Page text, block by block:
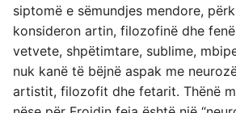
siptomë e sëmundjes mendore,
konsideron artin, filozofinë dhe
vetvete, shpëtimtare, sublime,
nuk kanë të bëjnë aspak me
artistit, filozofit dhe fetarit. Thënë